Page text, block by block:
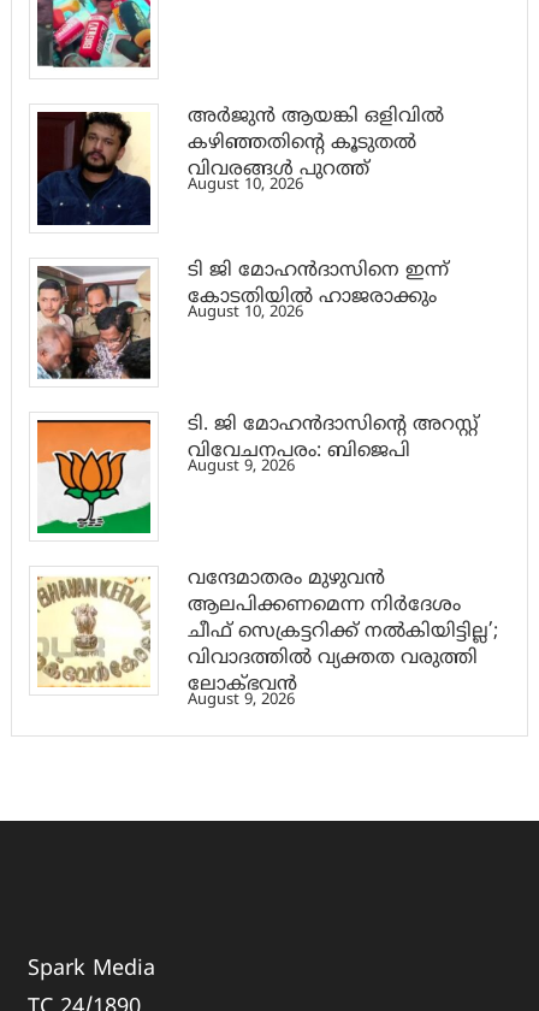
അര്‍ജുന്‍ ആയങ്കി ഒളിവില്‍
കഴിഞ്ഞതിന്റെ കൂടുതല്‍
വിവരങ്ങള്‍ പുറത്ത്
August 10, 2026
ടി ജി മോഹൻദാസിനെ ഇന്ന്
കോടതിയിൽ ഹാജരാക്കും
August 10, 2026
ടി. ജി മോഹന്‍ദാസിന്റെ അറസ്റ്റ്
വിവേചനപരം: ബിജെപി
August 9, 2026
വന്ദേമാതരം മുഴുവൻ
ആലപിക്കണമെന്ന നിർദേശം
ചീഫ് സെക്രട്ടറിക്ക് നൽകിയിട്ടില്ല’;
വിവാദത്തിൽ വ്യക്തത വരുത്തി
ലോക്ഭവൻ
August 9, 2026
Spark Media